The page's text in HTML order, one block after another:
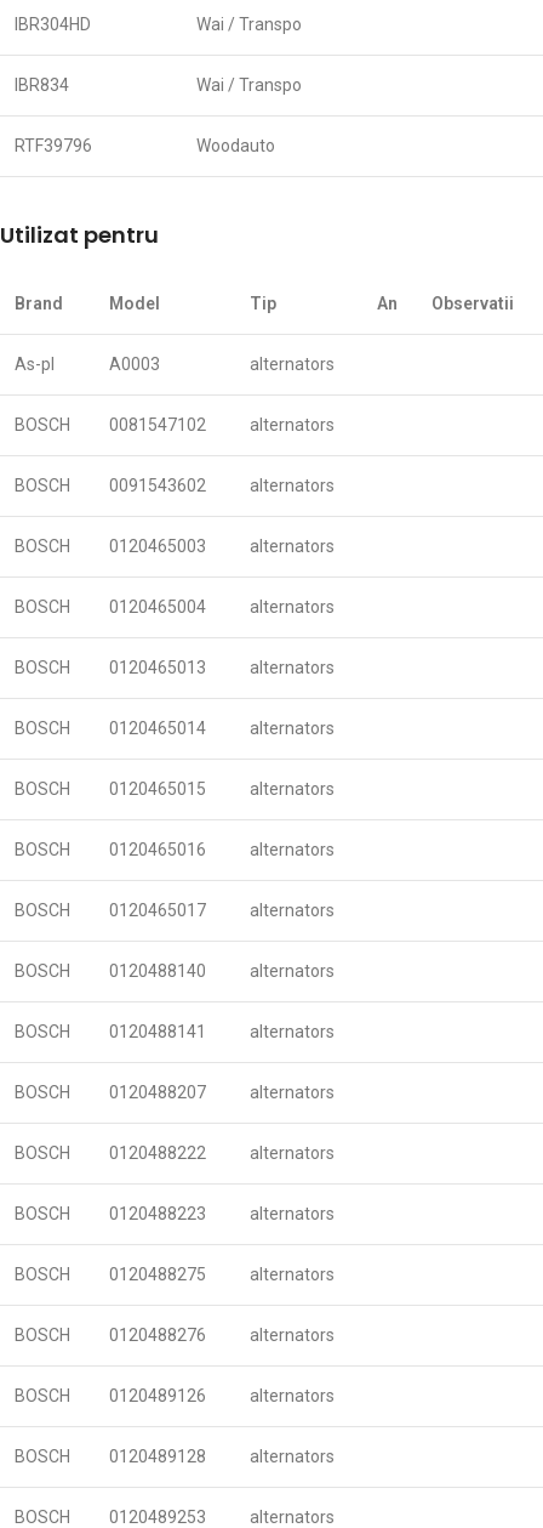
IBR304HD Wai / Transpo
IBR834 Wai / Transpo
RTF39796 Woodauto
Utilizat pentru
Brand Model Tip An Observatii
As-pl A0003 alternators
BOSCH 0081547102 alternators
BOSCH 0091543602 alternators
BOSCH 0120465003 alternators
BOSCH 0120465004 alternators
BOSCH 0120465013 alternators
BOSCH 0120465014 alternators
BOSCH 0120465015 alternators
BOSCH 0120465016 alternators
BOSCH 0120465017 alternators
BOSCH 0120488140 alternators
BOSCH 0120488141 alternators
BOSCH 0120488207 alternators
BOSCH 0120488222 alternators
BOSCH 0120488223 alternators
BOSCH 0120488275 alternators
BOSCH 0120488276 alternators
BOSCH 0120489126 alternators
BOSCH 0120489128 alternators
BOSCH 0120489253 alternators